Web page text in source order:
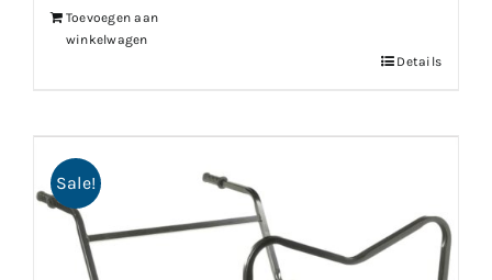
Toevoegen aan
winkelwagen
Details
Sale!